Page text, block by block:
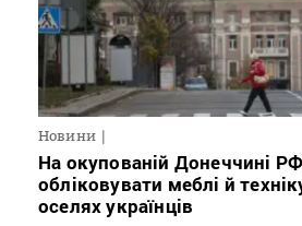
Новини
На окупованій Донеччині
обліковувати меблі й
оселях українців